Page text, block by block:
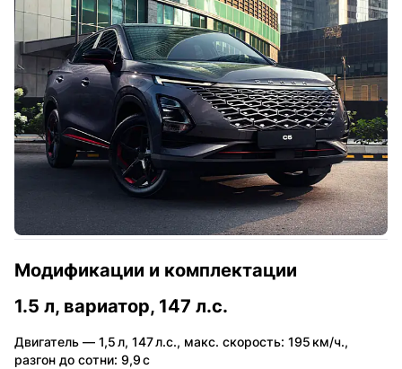
Модификации и комплектации
1.5 л, вариатор, 147 л.с.
Двигатель — 1,5 л, 147 л.с., макс. скорость: 195 км/ч.,
разгон до сотни: 9,9 с